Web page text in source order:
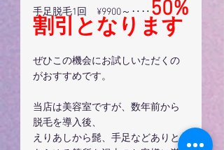
手足脱毛1回　¥9900～‥‥50%
割引となります
ぜひこの機会にお試しいただくの
がおすすめです。
当店は美容室ですが、数年前から
脱毛を導入後、
えりあしから髭、手足などありと